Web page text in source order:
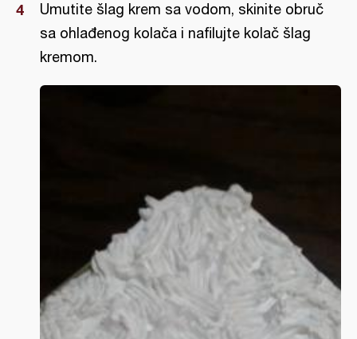
Umutite šlag krem sa vodom, skinite obruč
sa ohlađenog kolača i nafilujte kolač šlag
kremom.